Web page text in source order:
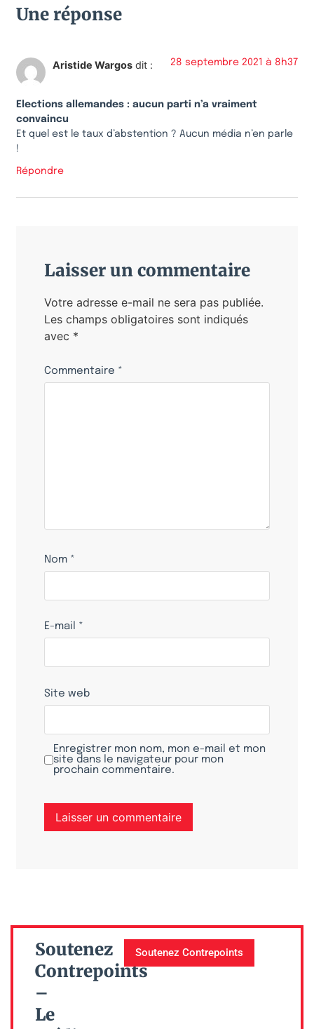
Une réponse
Aristide Wargos dit : 28 septembre 2021 à 8h37
Elections allemandes : aucun parti n’a vraiment
convaincu
Et quel est le taux d’abstention ? Aucun média n’en parle
!
Répondre
Laisser un commentaire
Votre adresse e-mail ne sera pas publiée.
Les champs obligatoires sont indiqués
avec *
Commentaire *
Nom *
E-mail *
Site web
Enregistrer mon nom, mon e-mail et mon
site dans le navigateur pour mon
prochain commentaire.
Soutenez
Contrepoints
–
Le
Soutenez Contrepoints